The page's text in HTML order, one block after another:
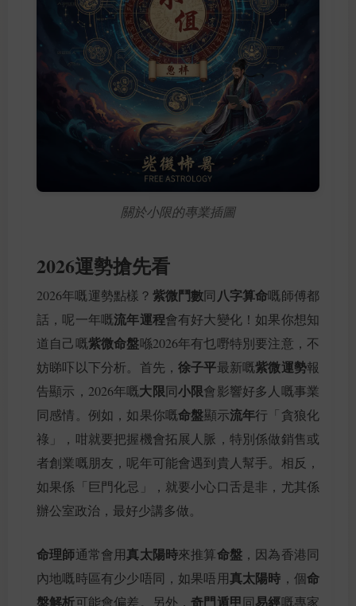
關於小限的專業插圖
2026運勢搶先看
2026年嘅運勢點樣？ 紫微鬥數同 八字算命嘅師傅都
話，呢一年嘅流年運程會有好大變化！如果你想知
道自己嘅紫微命盤喺2026年有乜嘢特別要注意，不
妨睇吓以下分析。首先，徐子平最新嘅紫微運勢報
告顯示，2026年嘅大限同小限會影響好多人嘅事業
同感情。例如，如果你嘅命盤顯示流年行「貪狼化
祿」，咁就要把握機會拓展人脈，特別係做銷售或
者創業嘅朋友，呢年可能會遇到貴人幫手。相反，
如果係「巨門化忌」，就要小心口舌是非，尤其係
辦公室政治，最好少講多做。
命理師通常會用真太陽時來推算命盤 ，因為香港同
內地嘅時區有少少唔同，如果唔用真太陽時 ，個命
盤解析可能會偏差。另外，奇門遁甲同易經嘅專家